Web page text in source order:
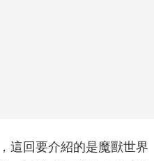
這回要介紹的是魔獸世界